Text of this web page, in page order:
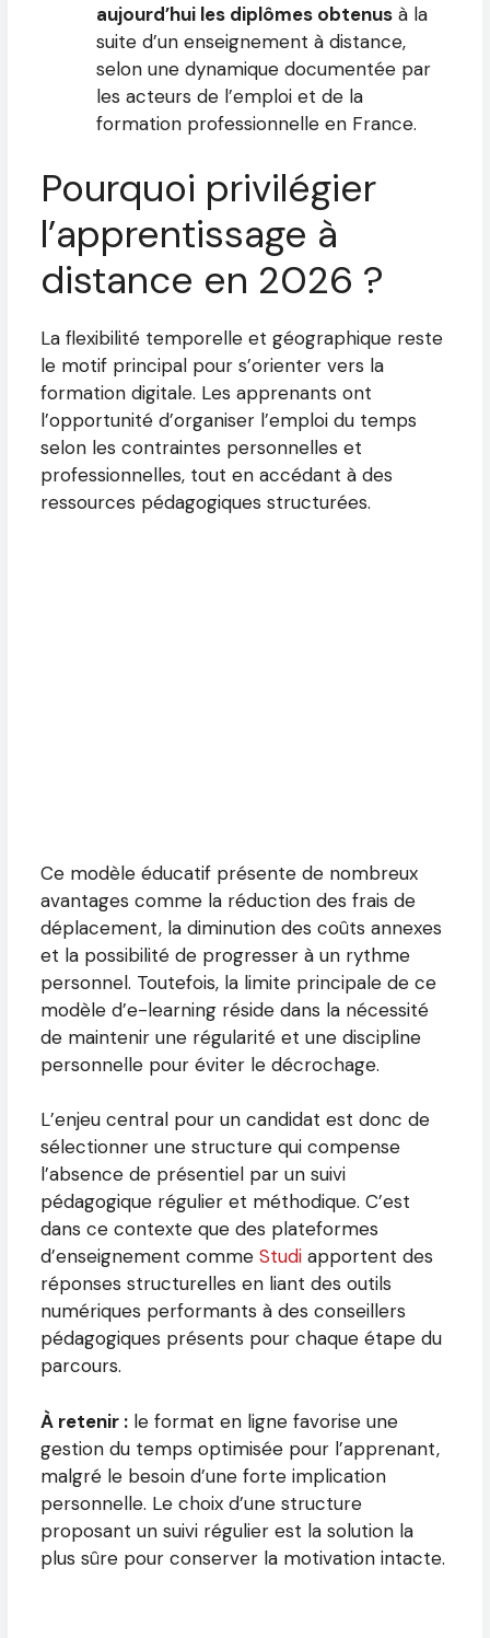
aujourd’hui les diplômes obtenus à la
suite d’un enseignement à distance,
selon une dynamique documentée par
les acteurs de l’emploi et de la
formation professionnelle en France.
Pourquoi privilégier
l’apprentissage à
distance en 2026 ?
La flexibilité temporelle et géographique reste
le motif principal pour s’orienter vers la
formation digitale. Les apprenants ont
l’opportunité d’organiser l’emploi du temps
selon les contraintes personnelles et
professionnelles, tout en accédant à des
ressources pédagogiques structurées.
Ce modèle éducatif présente de nombreux
avantages comme la réduction des frais de
déplacement, la diminution des coûts annexes
et la possibilité de progresser à un rythme
personnel. Toutefois, la limite principale de ce
modèle d’e-learning réside dans la nécessité
de maintenir une régularité et une discipline
personnelle pour éviter le décrochage.
L’enjeu central pour un candidat est donc de
sélectionner une structure qui compense
l’absence de présentiel par un suivi
pédagogique régulier et méthodique. C’est
dans ce contexte que des plateformes
d’enseignement comme Studi apportent des
réponses structurelles en liant des outils
numériques performants à des conseillers
pédagogiques présents pour chaque étape du
parcours.
À retenir : le format en ligne favorise une
gestion du temps optimisée pour l’apprenant,
malgré le besoin d’une forte implication
personnelle. Le choix d’une structure
proposant un suivi régulier est la solution la
plus sûre pour conserver la motivation intacte.